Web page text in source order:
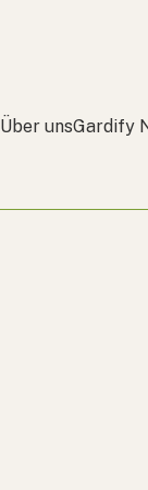
Über unsGardify